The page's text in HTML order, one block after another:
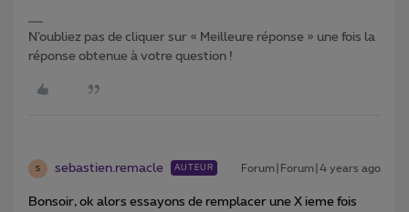
N’oubliez pas de cliquer sur « Meilleure réponse » une fois la
réponse obtenue à votre question !
S sebastien.remacle AUTEUR Forum|Forum|4 years ago
Bonsoir, ok alors essayons de remplacer une X ieme fois